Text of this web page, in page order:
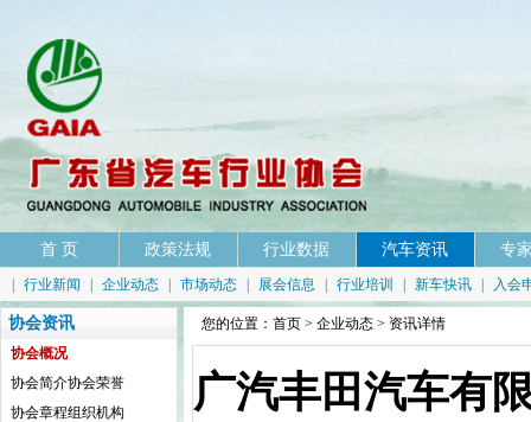
首 页 政策法规 行业数据 汽车资讯 专
行业新闻 企业动态 市场动态 展会信息 行业培训 新车快讯 入会
协会资讯
协会概况
协会简介协会荣誉
协会章程组织机构
您的位置： 首页 > 企业动态 > 资讯详情
广汽丰田汽车有